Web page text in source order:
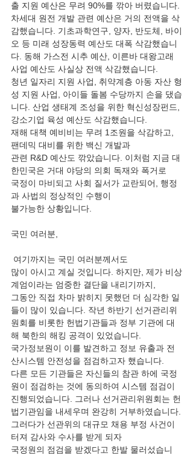
출 지원 예산은 무려 90%를 깎아 버렸습니다.
차세대 원전 개발 관련 예산은 거의 전액을 삭
감했습니다. 기초과학연구, 양자, 반도체, 바이
오 등 미래 성장동력 예산도 대폭 삭감했습니
다. 동해 가스전 시추 예산, 이른바 대왕고래
사업 예산도 사실상 전액 삭감했습니다.
청년 일자리 지원 사업, 취약계층 아동 자산 형
성 지원 사업, 아이들 돌봄 수당까지 손을 댔습
니다. 산업 생태계 조성을 위한 혁신성장펀드,
강소기업 육성 예산도 삭감했습니다.
재해 대책 예비비는 무려 1조원을 삭감하고,
팬데믹 대비를 위한 백신 개발과
관련 R&D 예산도 깎았습니다. 이처럼 지금 대
한민국은 거대 야당의 의회 독재와 폭거로
국정이 마비되고 사회 질서가 교란되어, 행정
과 사법의 정상적인 수행이
불가능한 상황입니다.
국민 여러분,
여기까지는 국민 여러분께서도
많이 아시고 계실 것입니다. 하지만, 제가 비상
계엄이라는 엄중한 결단을 내리기까지,
그동안 직접 차마 밝히지 못했던 더 심각한 일
들이 많이 있습니다. 작년 하반기 선거관리위
원회를 비롯한 헌법기관들과 정부 기관에 대
해 북한의 해킹 공격이 있었습니다.
국가정보원이 이를 발견하고 정보 유출과 전
산시스템 안전성을 점검하고자 했습니다.
다른 모든 기관들은 자신들의 참관 하에 국정
원이 점검하는 것에 동의하여 시스템 점검이
진행되었습니다. 그러나 선거관리위원회는 헌
법기관임을 내세우며 완강히 거부하였습니다.
그러다가 선관위의 대규모 채용 부정 사건이
터져 감사와 수사를 받게 되자
국정원의 점검을 받겠다고 한발 물러섰습니